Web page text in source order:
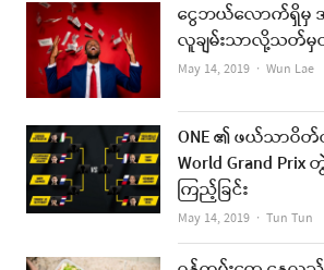
ငွေဘယ်လောက်ရှိမှ
လူချမ်းသာလို့သတ်
May 14, 2019 Author
Wun Lae
ONE ၏ ဖယ်သာဝိတ်တ
World Grand
ကြည့်ခြင်း
May 14, 2019 Author
Tun Tun